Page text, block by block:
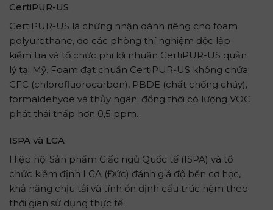
CertiPUR-US
CertiPUR-US là chứng nhận dành riêng cho foam
polyurethane, do các phòng thí nghiệm độc lập
kiểm tra và tổ chức phi lợi nhuận CertiPUR-US quản
lý tại Mỹ. Foam đạt chuẩn CertiPUR-US không chứa
CFC (chlorofluorocarbon), PBDE (chất chống cháy),
formaldehyde và thủy ngân; đồng thời có lượng VOC
phát thải thấp hơn 0,5 ppm.
ISPA và LGA
Hiệp hội Sản phẩm Giấc ngủ Quốc tế (ISPA) và tổ
chức kiểm định LGA (Đức) đánh giá độ bền cơ học,
khả năng chịu tải và tính ổn định cấu trúc nệm theo
thời gian sử dụng thực tế.